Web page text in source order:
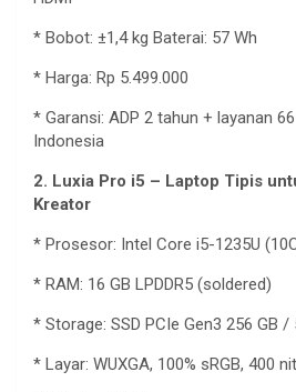
* Bobot: ±1,4 kg Baterai: 57 Wh
* Harga: Rp 5.499.000
* Garansi: ADP 2 tahun + layanan
Indonesia
2. Luxia Pro i5 – Laptop Tipis
Kreator
* Prosesor: Intel Core i5-1235U
* RAM: 16 GB LPDDR5 (soldered)
* Storage: SSD PCIe Gen3 256 GB /
* Layar: WUXGA, 100% sRGB, 400